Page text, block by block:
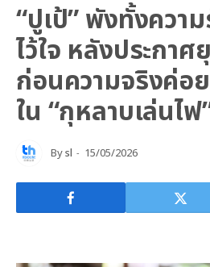
“ปูเป้” พังทั้งควา
ไว้ใจ หลังประกา
ก่อนความจริงค่อ
ใน “กุหลาบเล่นไฟ
Bysl 15/05/2026